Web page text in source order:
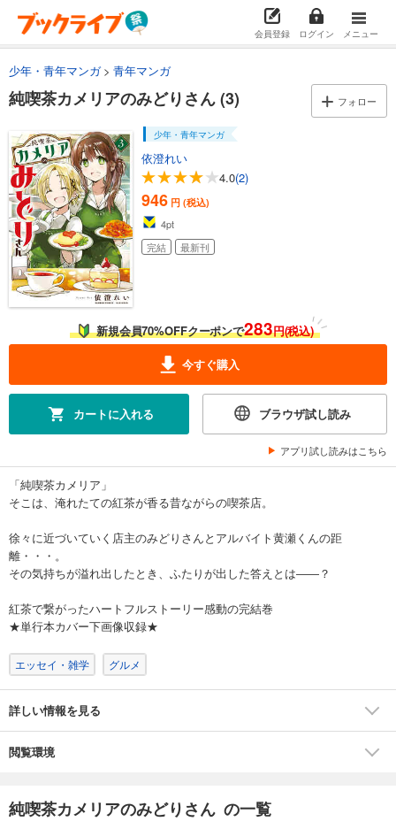
会員登録 ログイン メニュー
少年・青年マンガ 青年マンガ
純喫茶カメリアのみどりさん (3) フォロー
少年・青年マンガ
依澄れい
4.0(2)
946 円 (税込)
4pt
完結
最新刊
新規会員70%OFFクーポンで283円(税込)
今すぐ購入
カートに入れる ブラウザ試し読み
アプリ試し読みはこちら
「純喫茶カメリア」
そこは、淹れたての紅茶が香る昔ながらの喫茶店。
徐々に近づいていく店主のみどりさんとアルバイト黄瀬くんの距
離・・・。
その気持ちが溢れ出したとき、ふたりが出した答えとは――？
紅茶で繋がったハートフルストーリー感動の完結巻
★単行本カバー下画像収録★
エッセイ・雑学 グルメ
詳しい情報を見る
閲覧環境
純喫茶カメリアのみどりさん の一覧